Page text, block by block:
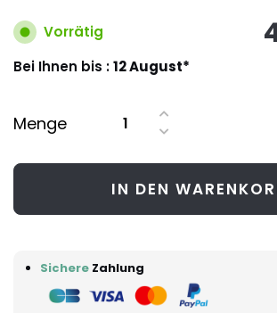
Vorrätig
Bei Ihnen bis :12 August*
Menge
IN DEN
Sichere Zahlung